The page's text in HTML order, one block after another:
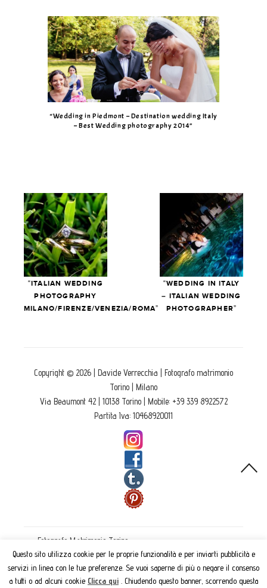
“Wedding in Piedmont – Destination wedding Italy
– Best Wedding photography 2014”
“ITALIAN WEDDING
PHOTOGRAPHY
MILANO/FIRENZE/VENEZIA/ROMA”
“WEDDING IN ITALY
– ITALIAN WEDDING
PHOTOGRAPHER”
Copyright © 2026 | Davide Verrecchia | Fotografo matrimonio
Torino | Milano
Via Beaumont 42 | 10138 Torino | Mobile: +39 339 8922572
Partita Iva: 10468920011
Fotografo Matrimonio Torino
Cerimonie
Eventi
Fotolibri e album
Servizio Take Away
Questo sito utilizza cookie per le proprie funzionalità e per inviarti pubblicità e
servizi in linea con le tue preferenze. Se vuoi saperne di più o negare il consenso
a tutti o ad alcuni cookie Clicca qui . Chiudendo questo banner, scorrendo questa